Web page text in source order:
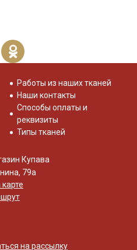
Работы из наших тканей
Наши контакты
Способы оплаты и
реквизиты
Типы тканей
Купава
79а
на рассылку